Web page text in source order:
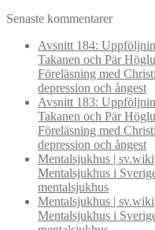
Senaste kommentarer
Avsnitt 184:
Takanen och Pär
Föreläsning med
depression och ångest
Avsnitt 183:
Takanen och Pär
Föreläsning med
depression och ångest
Mentalsjukhus |
Mentalsjukhus i
mentalsjukhus
Mentalsjukhus |
Mentalsjukhus i